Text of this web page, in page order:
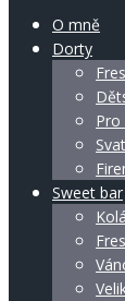
O mně
Dorty
Pro
Sweet bar